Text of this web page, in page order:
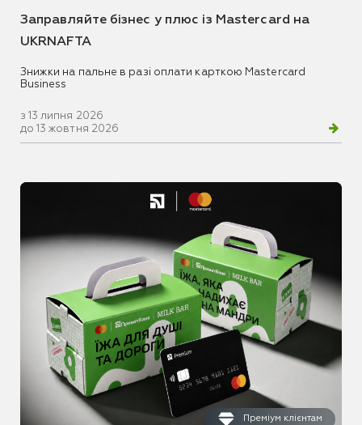
Заправляйте бізнес у плюс із Mastercard на
UKRNAFTA
Знижки на пальне в разі оплати карткою Mastercard
Business
з 13 липня 2026
до 13 жовтня 2026
Преміум клієнтам